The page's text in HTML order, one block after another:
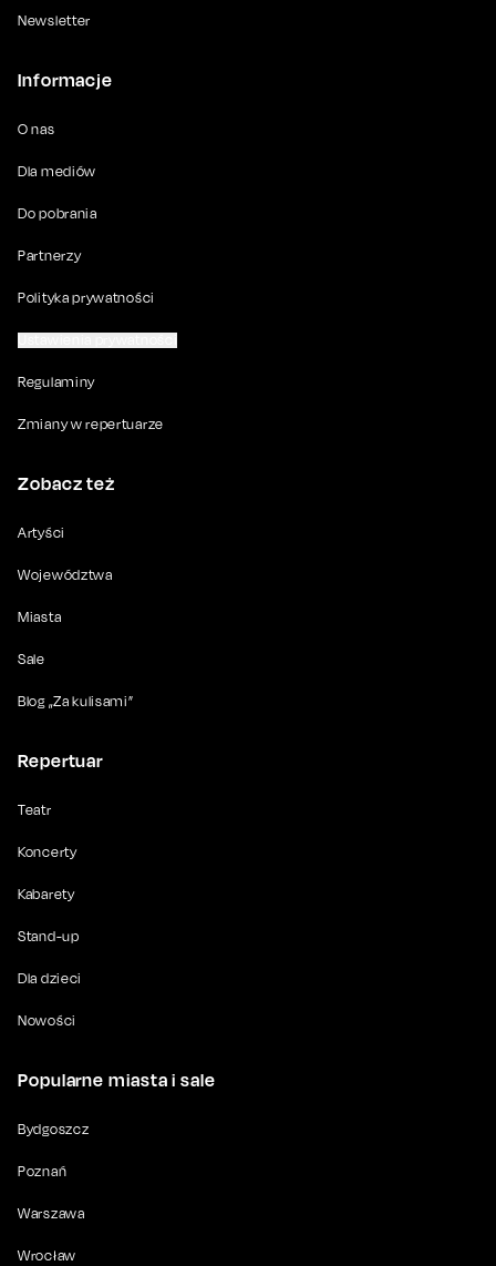
Newsletter
Informacje
O nas
Dla mediów
Do pobrania
Partnerzy
Polityka prywatności
Regulaminy
Zmiany w repertuarze
Zobacz też
Artyści
Województwa
Miasta
Sale
Blog „Za kulisami”
Repertuar
Teatr
Koncerty
Kabarety
Stand-up
Dla dzieci
Nowości
Popularne miasta i sale
Bydgoszcz
Poznań
Warszawa
Wrocław